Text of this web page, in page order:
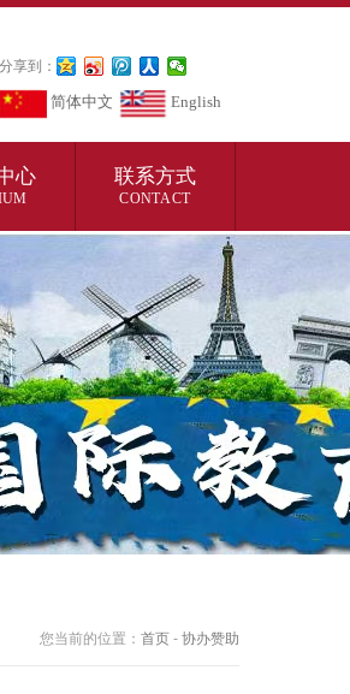
分享到：
简体中文 English
心 联系方式
CONTACT
您当前的位置： 首页 - 协办赞助